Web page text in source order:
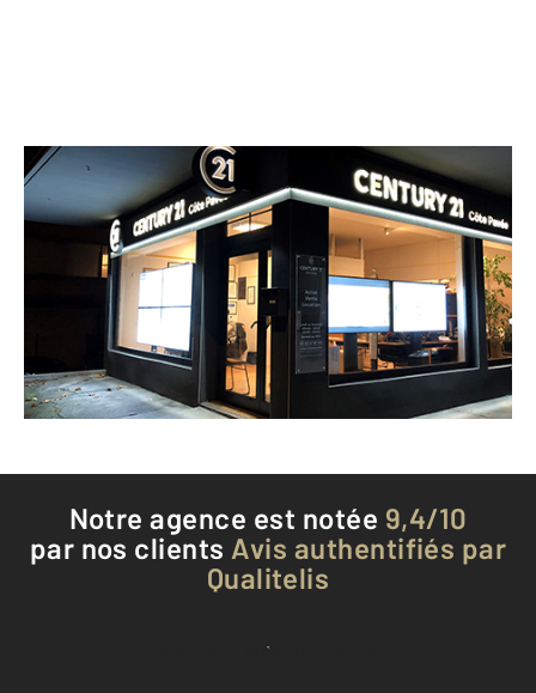
CENTURY 21 Côte Pavée
140 avenue de Castres
TOULOUSE - 31500
Envoyer un message
Téléphoner à l'agence
Notre agence est notée 9,4/10
par nos clients Avis authentifiés par
Qualitelis
Voir tous les avis clients